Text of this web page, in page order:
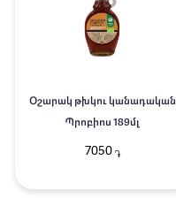
Օշարակ թխկու կանադական
Պրոբիոս 189մլ
7050 ֏